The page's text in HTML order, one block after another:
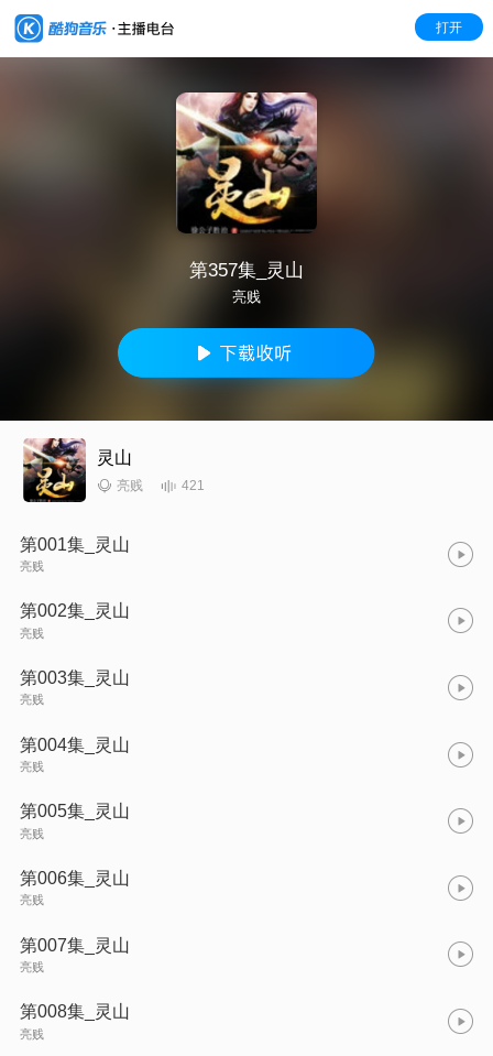
打开
第357集_灵山
亮贱
灵山
亮贱 421
第001集_灵山
亮贱
第002集_灵山
亮贱
第003集_灵山
亮贱
第004集_灵山
亮贱
第005集_灵山
亮贱
第006集_灵山
亮贱
第007集_灵山
亮贱
第008集_灵山
亮贱